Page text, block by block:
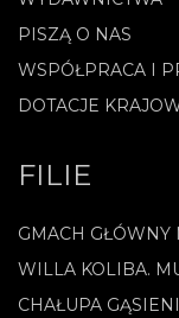
PISZĄ O NAS
WSPÓŁPRACA I
DOTACJE
FILIE
GMACH GŁÓWNY
WILLA KOLIBA.
CHAŁUPA